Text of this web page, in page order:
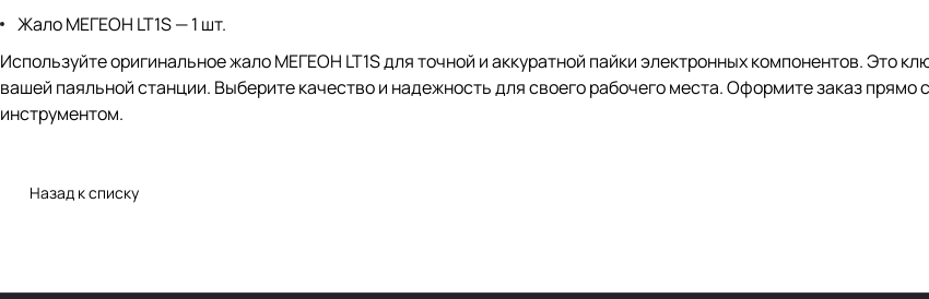
Жало МЕГЕОН LT1S — 1 шт.
Используйте оригинальное жало МЕГЕОН LT1S для точной и аккуратной пайки электронных компонентов. Это
вашей паяльной станции. Выберите качество и надежность для своего рабочего места. Оформите заказ прямо
инструментом.
Назад к списку